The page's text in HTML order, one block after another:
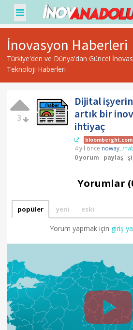
İnovasyon Haberleri
Türkiye'den ve Dünya'dan Güncel
Teknoloji Haberleri
3
Dijital
artık bir
ihtiyaç
bloomberght.com
4 yıl önce noway /
0 yorum
paylaş
Yorumlar
popüler yeni eski
Yorum yapmak için giriş